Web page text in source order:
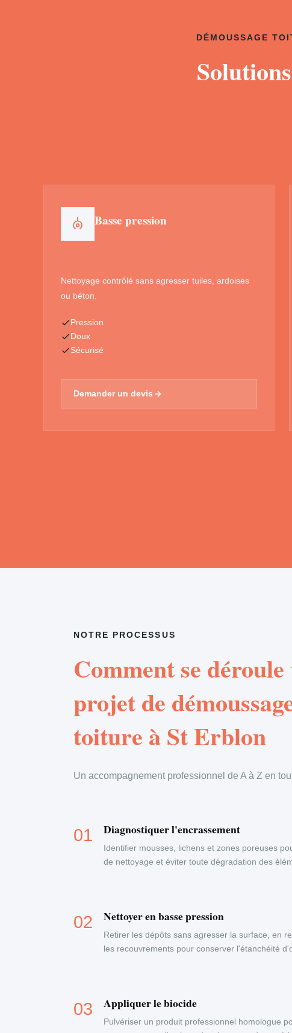
DÉMOUSSAGE
Basse pression
Nettoyage contrôlé sans agresser tuiles, ardoises
ou béton.
Pression
Doux
Sécurisé
Demander un devis
NOTRE PROCESSUS
Comment se
projet de
toiture à St Erblon
Un accompagnement professionnel de A à Z en
Diagnostiquer l'encrassement
Identifier mousses, lichens et zones poreuses
de nettoyage et éviter toute dégradation des
Nettoyer en basse pression
Retirer les dépôts sans agresser la surface, en
les recouvrements pour conserver l'étanchéité
Appliquer le biocide
Pulvériser un produit professionnel homologue